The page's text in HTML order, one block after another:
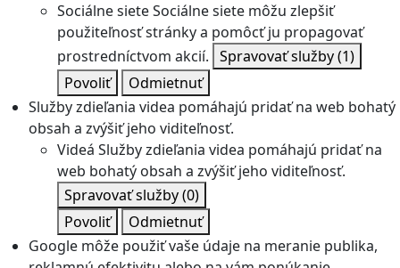
Sociálne sieteSociálne siete môžu zlepšiť
použiteľnosť stránky a pomôcť ju propagovať
prostredníctvom akcií. Spravovať služby(1)
Povoliť
Odmietnuť
Služby zdieľania videa pomáhajú pridať na web bohatý
obsah a zvýšiť jeho viditeľnosť.
Videá Služby zdieľania videa pomáhajú pridať na
web bohatý obsah a zvýšiť jeho viditeľnosť.
Spravovať služby(0)
Povoliť
Odmietnuť
Google môže použiť vaše údaje na meranie publika,